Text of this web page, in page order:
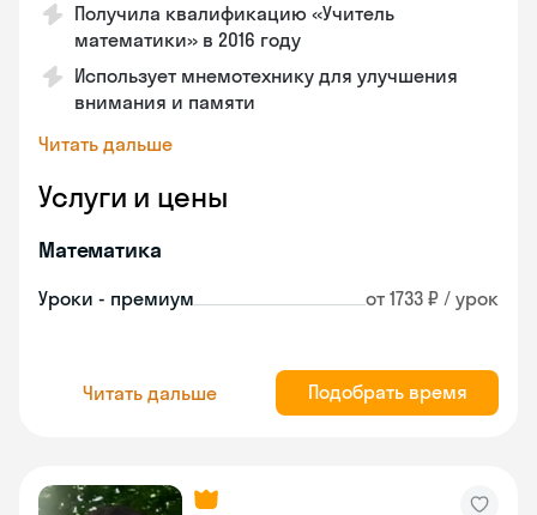
Получила квалификацию «Учитель
математики» в 2016 году
Использует мнемотехнику для улучшения
внимания и памяти
Читать дальше
Услуги и цены
Математика
Уроки - премиум от 1733 ₽ / урок
Читать дальше Подобрать время